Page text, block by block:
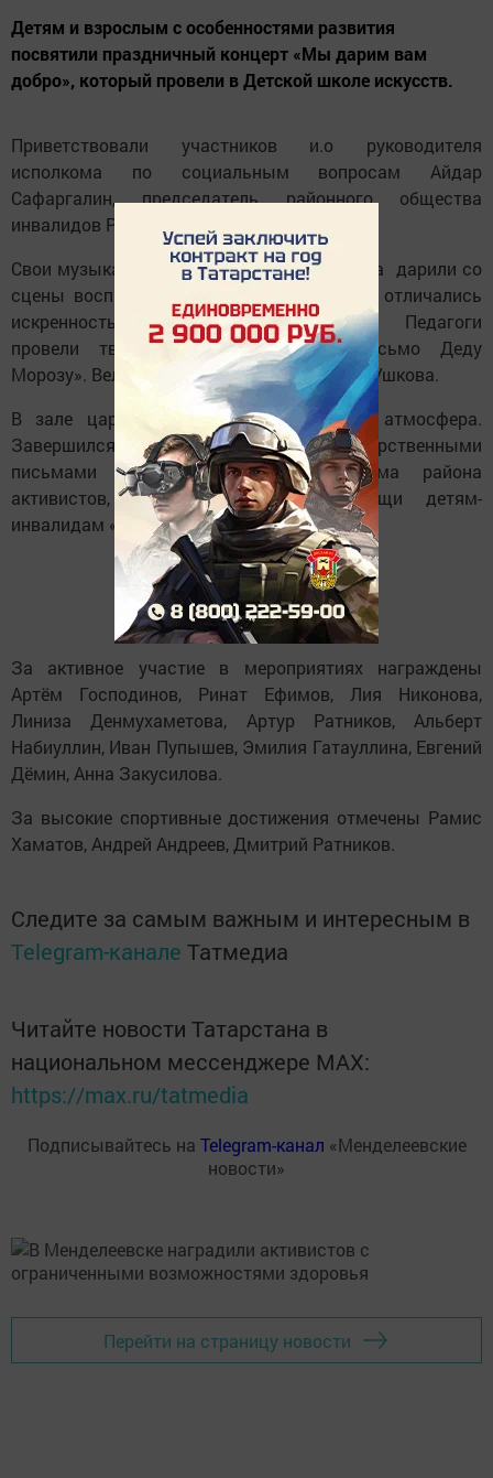
Детям и взрослым с особенностями развития
посвятили праздничный концерт «Мы дарим вам
добро», который провели в Детской школе искусств.
Приветствовали участников и.о руководителя
исполкома по социальным вопросам Айдар
Сафаргалин, председатель районного общества
инвалидов Рустам Минигареев.
Свои музыкальные и танцевальные номера дарили со
сцены воспитанники ДШИ. Выступления отличались
искренностью, душевностью, задором. Педагоги
провели творческий мастер-класс «Письмо Деду
Морозу». Вела мероприятие педагог Ольга Ушкова.
В зале царила душевная и дружеская атмосфера.
Завершился вечер награждением Благодарственными
письмами и подарками от исполкома района
активистов, подопечных фонда помощи детям-
инвалидам «Арена добра».
За активное участие в мероприятиях награждены
Артём Господинов, Ринат Ефимов, Лия Никонова,
Линиза Денмухаметова, Артур Ратников, Альберт
Набиуллин, Иван Пупышев, Эмилия Гатауллина, Евгений
Дёмин, Анна Закусилова.
За высокие спортивные достижения отмечены Рамис
Хаматов, Андрей Андреев, Дмитрий Ратников.
Следите за самым важным и интересным в
Telegram-канале Татмедиа
Читайте новости Татарстана в
национальном мессенджере MАХ:
https://max.ru/tatmedia
Подписывайтесь на Telegram-канал «Менделеевские
новости»
Перейти на страницу новости